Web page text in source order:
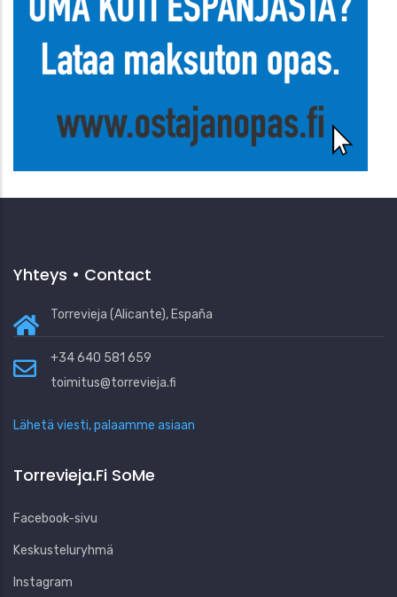
Yhteys • Contact
Torrevieja (Alicante), España
+34 640 581 659
toimitus@torrevieja.fi
Lähetä viesti, palaamme asiaan
Torrevieja.fi SoMe
Facebook-sivu
Keskusteluryhmä
Instagram